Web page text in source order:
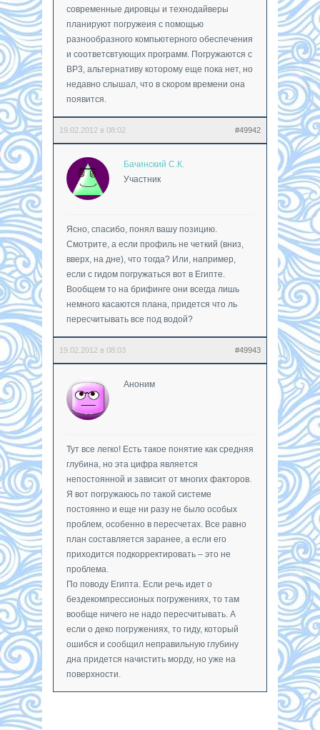
современные дировцы и технодайверы
планируют погружеия с помощью
разнообразного компьютерного обеспечения
и соответсвтующих программ. Погружаются с
ВР3, альтернативу которому еще пока нет, но
недавно слышал, что в скором времени она
появится.
19.02.2012 в 08:02 #49942
Бачинский С.К.
Участник
Ясно, спасибо, понял вашу позицию.
Смотрите, а если профиль не четкий (вниз,
вверх, на дне), что тогда? Или, например,
если с гидом погружаться вот в Египте.
Вообщем то на брифинге они всегда лишь
немного касаются плана, придется что ль
пересчитывать все под водой?
19.02.2012 в 08:03 #49943
Аноним
Тут все легко! Есть такое понятие как средняя
глубина, но эта цифра является
непостоянной и зависит от многих факторов.
Я вот погружаюсь по такой системе
постоянно и еще ни разу не было особых
проблем, особенно в пересчетах. Все равно
план составляется заранее, а если его
приходится подкорректировать – это не
проблема.
По поводу Египта. Если речь идет о
бездекомпрессионых погружениях, то там
вообще ничего не надо пересчитывать. А
если о деко погружениях, то гиду, который
ошибся и сообщил неправильную глубину
дна придется начистить морду, но уже на
поверхности.